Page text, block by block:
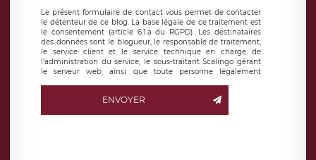
Le présent formulaire de contact vous permet de contacter
le détenteur de ce blog. La base légale de ce traitement est
le consentement (article 6.1.a du RGPD). Les destinataires
des données sont le blogueur, le responsable de traitement,
le service client et le service technique en charge de
l’administration du service, le sous-traitant Scalingo gérant
le serveur web, ainsi que toute personne légalement
autorisée. Le formulaire de contact à destination du
basé en France et offrant des
clauses de protection
ENVOYER